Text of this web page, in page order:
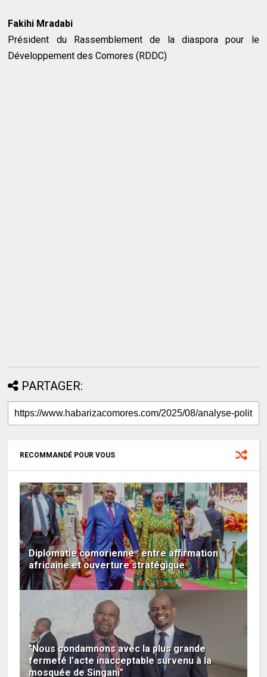
Fakihi Mradabi
Président du Rassemblement de la diaspora pour le
Développement des Comores (RDDC)
PARTAGER:
RECOMMANDÉ POUR VOUS
Diplomatie comorienne : entre affirmation
africaine et ouverture stratégique
"Nous condamnons avec la plus grande
fermeté l’acte inacceptable survenu à la
mosquée de Singani"